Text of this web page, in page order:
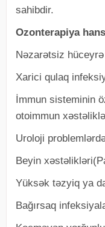
sahibdir.
Ozonterapiya
Nəzarətsiz
Xarici qulaq
İmmun sisteminin
otoimmun
Uroloji
Beyin
Yüksək təzyiq ya
Bağırsaq